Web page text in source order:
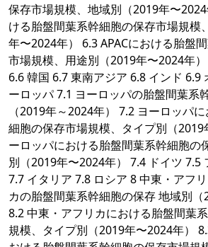
保存市場規模、地域別（2019年〜
ける胎盤間葉系幹細胞の保存市場規模
年〜2024年） 6.3 APACにおける胎盤
市場規模、用途別（2019年〜2024年
6.6 韓国 6.7 東南アジア 6.8 インド 6.9
ーロッパ 7.1 ヨーロッパの胎盤間葉系
（2019年～2024年） 7.2 ヨーロッパ
細胞の保存市場規模、タイプ別（2019
ーロッパにおける胎盤間葉系幹細胞の
別（2019年〜2024年） 7.4 ドイツ 7.5
7.7 イタリア 7.8 ロシア 8 中東・アフ
カの胎盤間葉系幹細胞の保存 地域別（
8.2 中東・アフリカにおける胎盤間葉
規模、タイプ別（2019年〜2024年）